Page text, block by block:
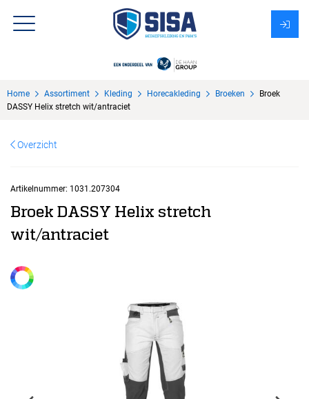
Over Sisa
Home Assortiment Kleding Horecakleding Broeken
Broek
DASSY Helix stretch wit/antraciet
Overzicht
Artikelnummer: 1031.207304
Broek DASSY Helix stretch
wit/antraciet